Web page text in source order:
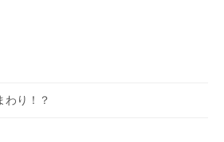
わり！？